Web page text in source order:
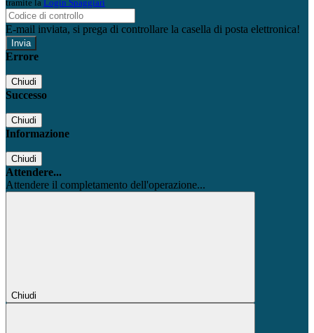
tramite la Login Spaggiari
E-mail inviata, si prega di controllare la casella di posta elettronica!
Errore
Chiudi
Successo
Chiudi
Informazione
Chiudi
Attendere...
Attendere il completamento dell'operazione...
Chiudi